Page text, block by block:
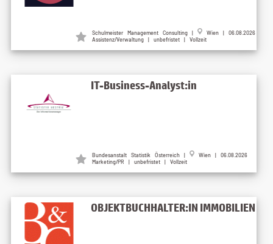
Schulmeister Management Consulting |
Wien | 06.08.2026
Assistenz/Verwaltung | unbefristet | Vollzeit
IT-Business-Analyst:in
Bundesanstalt Statistik Österreich |
Wien | 06.08.2026
Marketing/PR | unbefristet | Vollzeit
OBJEKTBUCHHALTER:IN IMMOBILIEN